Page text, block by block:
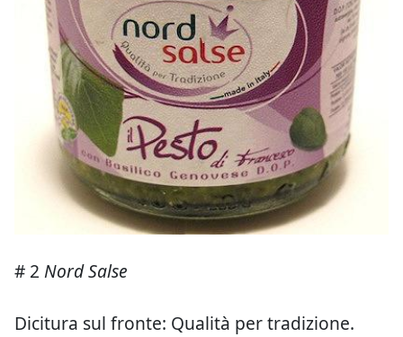
# 2 Nord Salse
Dicitura sul fronte: Qualità per tradizione.